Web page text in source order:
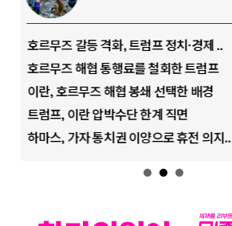
중국 AI, 저가 공세로 글로벌 토큰 시..
AI 국부펀드 구상 놓고 미국 진보진영 ..
AI 데이터센터 반대 투쟁은 새로운 글로..
AI의 숨은 환경 비용: 데이터센터 확산..
AI는 어떻게 미국 민주주의를 잠식하고 ..